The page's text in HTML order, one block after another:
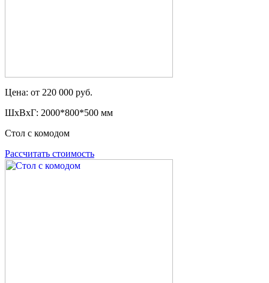
Цена: от 220 000 руб.
ШxВxГ: 2000*800*500 мм
Стол с комодом
Рассчитать стоимость